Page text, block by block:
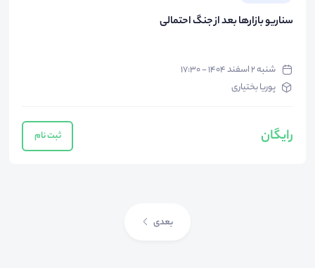
سناریو بازارها بعد از جنگ احتمالی
شنبه ۲ اسفند ۱۴۰۴ - ۱۷:۳۰
پوریا بختیاری
رایگان ثبت نام
بعدی